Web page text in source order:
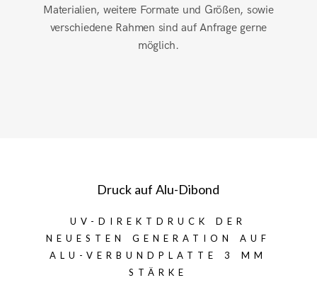
Materialien, weitere Formate und Größen, sowie
verschiedene Rahmen sind auf Anfrage gerne
möglich.
Druck auf Alu-Dibond
UV-DIREKTDRUCK DER
NEUESTEN GENERATION AUF
ALU-VERBUNDPLATTE 3 MM
STÄRKE